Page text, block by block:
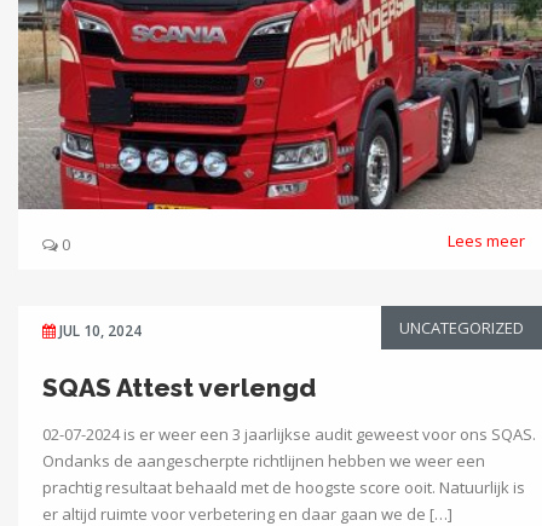
0 Lees meer
JUL 10, 2024 UNCATEGORIZED
SQAS Attest verlengd
02-07-2024 is er weer een 3 jaarlijkse audit geweest voor ons SQAS.
Ondanks de aangescherpte richtlijnen hebben we weer een
prachtig resultaat behaald met de hoogste score ooit. Natuurlijk is
er altijd ruimte voor verbetering en daar gaan we de […]